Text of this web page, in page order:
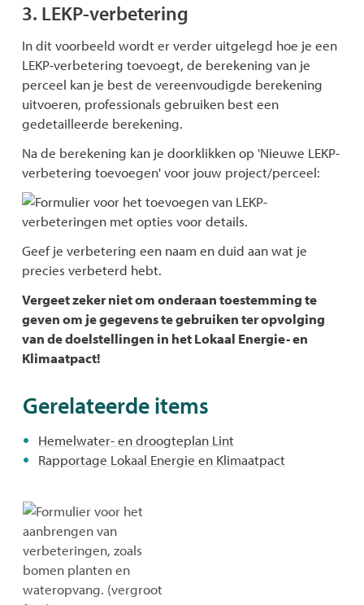
3. LEKP-verbetering
In dit voorbeeld wordt er verder uitgelegd hoe je een
LEKP-verbetering toevoegt, de berekening van je
perceel kan je best de vereenvoudigde berekening
uitvoeren, professionals gebruiken best een
gedetailleerde berekening.
Na de berekening kan je doorklikken op 'Nieuwe LEKP-
verbetering toevoegen' voor jouw project/perceel:
Geef je verbetering een naam en duid aan wat je
precies verbeterd hebt.
Vergeet zeker niet om onderaan toestemming te
geven om je gegevens te gebruiken ter opvolging
van de doelstellingen in het Lokaal Energie- en
Klimaatpact!
Gerelateerde items
Hemelwater- en droogteplan Lint
Rapportage Lokaal Energie en Klimaatpact